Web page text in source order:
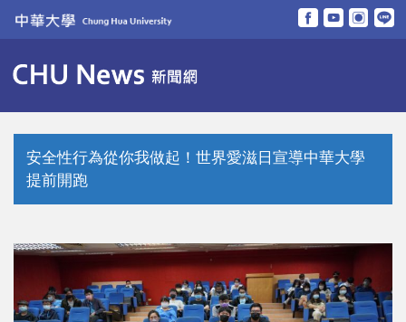
跳
要
內
安全性行為從你我做起！世界愛滋日宣導中華大學
提前開跑